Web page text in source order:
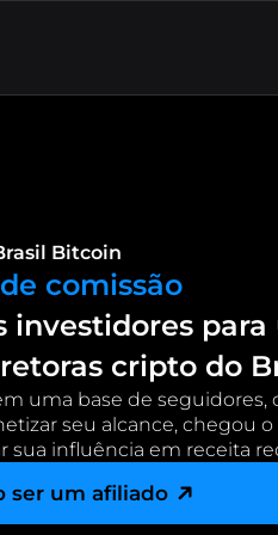
應用程式上兌換加密貨幣，每天
seus ativos digitais e receba
compras e vendas de
、敏捷性和個人化服務協商高價
depósitos e saques
na sua empresa.
訪問，確保可信度、安全性和對
的流動限制和小額費用
界並關注最新市場新聞.
即時數據並自動執行交易.
嗎？發現我們的服務管道.
cripto
Bitcoin
de comissão
investidores para
cripto do
uma base de seguidores,
seu alcance, chegou o
sua influência em receita
ser um afiliado